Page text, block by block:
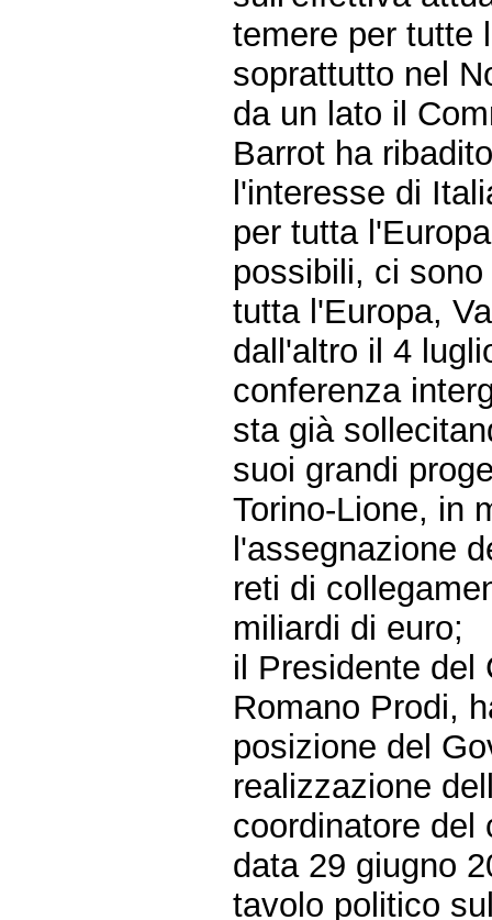
temere per tutte
soprattutto nel
da un lato il
Barrot ha
l'interesse di
per tutta
possibili, ci
tutta l'Europa,
dall'altro il 4
conferenza
sta già
suoi grandi
Torino-Lione, in
l'assegnazione
reti di
miliardi di euro;
il Presidente del
Romano Prodi,
posizione del
realizzazione
coordinatore del
data 29 giugno
tavolo politico